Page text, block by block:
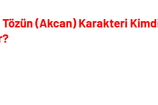
(Akcan) Karakteri